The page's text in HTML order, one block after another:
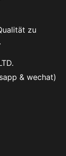
zu
& wechat)